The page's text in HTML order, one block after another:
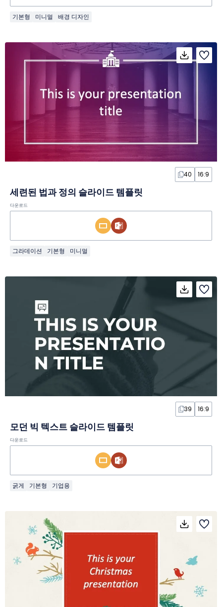
기본형 미니멀 배경 디자인
40 16:9
세련된 법과 정의 슬라이드 템플릿
다운로드
그라데이션 기본형 미니멀
39 16:9
모던 빅 텍스트 슬라이드 템플릿
다운로드
굵게 기본형 기업용